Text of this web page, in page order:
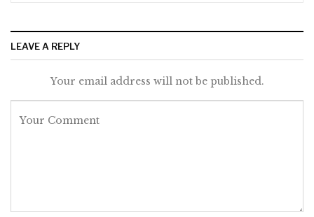
LEAVE A REPLY
Your email address will not be published.